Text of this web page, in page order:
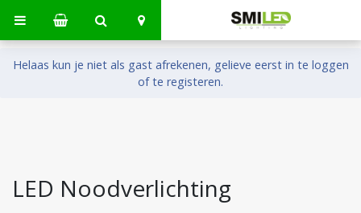
Helaas kun je niet als gast afrekenen, gelieve eerst in te loggen
of te registeren.
LED Noodverlichting